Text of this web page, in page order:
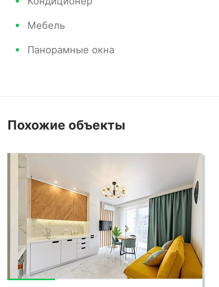
Но, возможно, главное преимущество этой
морским бризом и красотой прибрежных
принять вас для уютных прогулок и отдыха.
Эта стильная квартира в ЖК "Виктория" - это
не просто жилье, это стиль жизни в самом
центре города, где современность и комфорт
встречаются с престижем и удобствами.
Мебель
Панорамные окна
Похожие объекты